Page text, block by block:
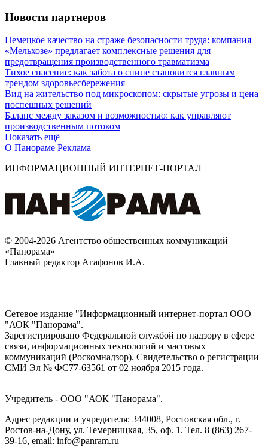
Новости партнеров
Немецкое качество на страже безопасности труда: компания
«Мельхозе» предлагает комплексные решения для
предотвращения производственного травматизма
Тихое спасение: как забота о спине становится главным
трендом здоровьесбережения
Вид на жительство под микроскопом: скрытые угрозы и цена
поспешных решений
Баланс между заказом и возможностью: как управляют
производственным потоком
Показать ещё
О Панораме Реклама
ИНФОРМАЦИОННЫЙ ИНТЕРНЕТ-ПОРТАЛ
© 2004-2026 Агентство общественных коммуникаций
«Панорама»
Главный редактор Агафонов И.А.
Сетевое издание "Информационный интернет-портал ООО
"АОК "Панорама".
Зарегистрировано Федеральной службой по надзору в сфере
связи, информационных технологий и массовых
коммуникаций (Роскомнадзор). Cвидетельство о регистрации
СМИ Эл № ФС77-63561 от 02 ноября 2015 года.
Учредитель - ООО "АОК "Панорама".
Адрес редакции и учредителя: 344008, Ростовская обл., г.
Ростов-на-Дону, ул. Темерницкая, 35, оф. 1. Тел. 8 (863) 267-
39-16, email: info@panram.ru